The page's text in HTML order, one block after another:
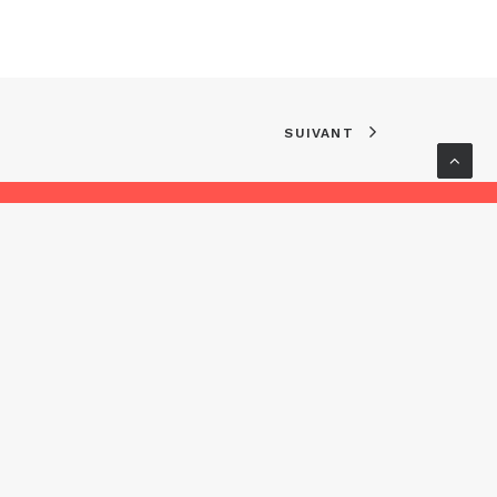
SUIVANT